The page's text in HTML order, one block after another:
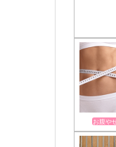
お腹や